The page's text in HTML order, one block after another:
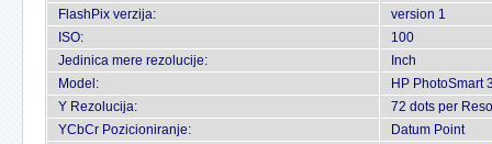
FlashPix verzija:
version 1
ISO:
100
Jedinica mere rezolucije:
Inch
Model:
HP PhotoSmart
Y Rezolucija:
72 dots per
YCbCr Pozicioniranje:
Datum Point